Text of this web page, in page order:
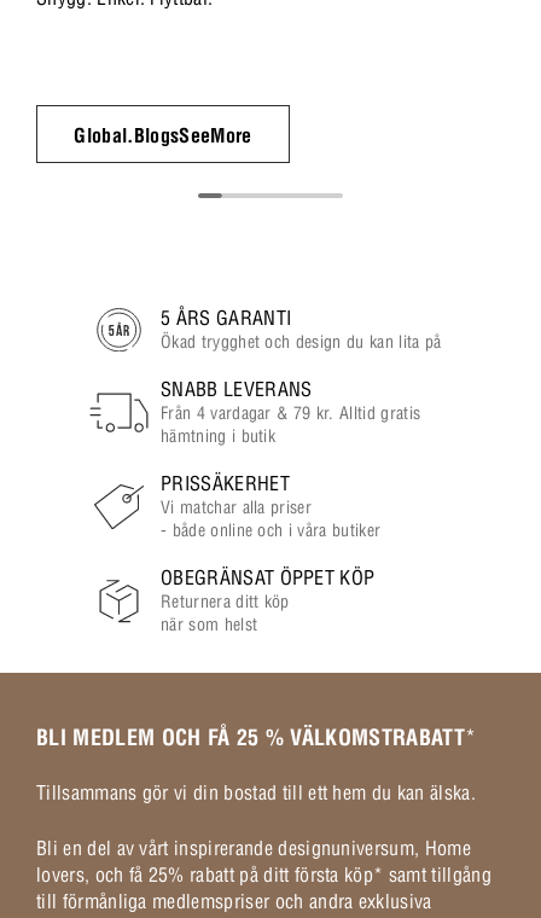
Global.BlogsSeeMore
5 ÅRS GARANTI
Ökad trygghet och design du kan lita på
SNABB LEVERANS
Från 4 vardagar & 79 kr. Alltid gratis
hämtning i butik
PRISSÄKERHET
Vi matchar alla priser
- både online och i våra butiker
OBEGRÄNSAT ÖPPET KÖP
Returnera ditt köp
när som helst
BLI MEDLEM OCH FÅ 25 % VÄLKOMSTRABATT*
Tillsammans gör vi din bostad till ett hem du kan älska.
Bli en del av vårt inspirerande designuniversum, Home
lovers, och få 25% rabatt på ditt första köp* samt tillgång
till förmånliga medlemspriser och andra exklusiva